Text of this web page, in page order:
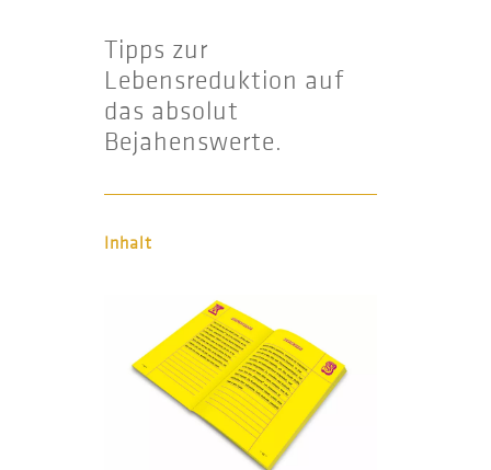
Tipps zur
Lebensreduktion auf
das absolut
Bejahenswerte.
Inhalt